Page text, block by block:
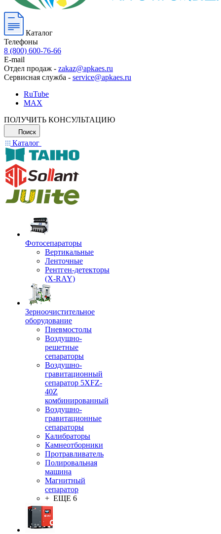
Каталог
Телефоны
8 (800) 600-76-66
E-mail
Отдел продаж - zakaz@apkaes.ru
Сервисная служба - service@apkaes.ru
RuTube
MAX
ПОЛУЧИТЬ КОНСУЛЬТАЦИЮ
Поиск
Каталог
Фотосепараторы
Вертикальные
Ленточные
Рентген-детекторы
(X-RAY)
Зерноочистительное
оборудование
Пневмостолы
Воздушно-
решетные
сепараторы
Воздушно-
гравитационный
сепаратор 5XFZ-
40Z
комбинированный
Воздушно-
гравитационные
сепараторы
Калибраторы
Камнеотборники
Протравливатель
Полировальная
машина
Магнитный
сепаратор
+ ЕЩЕ 6